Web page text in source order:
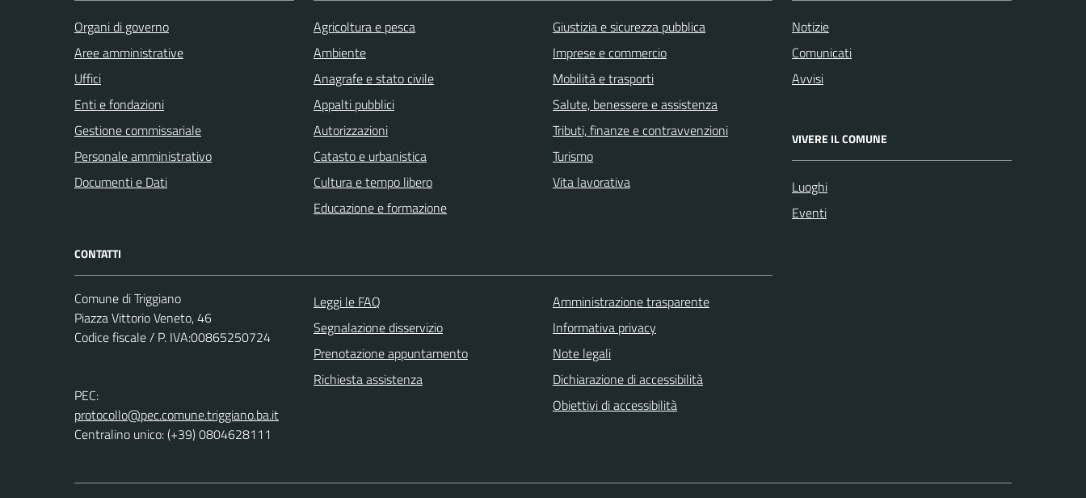
Organi di governo
Aree amministrative
Uffici
Enti e fondazioni
Gestione commissariale
Personale amministrativo
Documenti e Dati
Agricoltura e pesca
Ambiente
Anagrafe e stato civile
Appalti pubblici
Autorizzazioni
Catasto e urbanistica
Cultura e tempo libero
Educazione e formazione
Giustizia e sicurezza pubblica
Imprese e commercio
Mobilità e trasporti
Salute, benessere e assistenza
Tributi, finanze e contravvenzioni
Turismo
Vita lavorativa
Notizie
Comunicati
Avvisi
VIVERE IL COMUNE
Luoghi
Eventi
CONTATTI
Comune di Triggiano
Piazza Vittorio Veneto, 46
Codice fiscale / P. IVA:00865250724
PEC:
protocollo@pec.comune.triggiano.ba.it
Centralino unico: (+39) 0804628111
Leggi le FAQ
Segnalazione disservizio
Prenotazione appuntamento
Richiesta assistenza
Amministrazione trasparente
Informativa privacy
Note legali
Dichiarazione di accessibilità
Obiettivi di accessibilità